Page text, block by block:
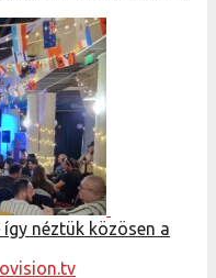
néztük közösen a